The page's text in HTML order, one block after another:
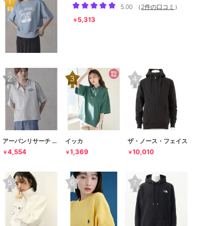
5.00
（ 2件の口コミ ）
￥ 5,313
アーバンリサーチ サニーレーベル
￥4,554
イッカ
￥1,369
ザ・ノース・フェイス
￥10,010